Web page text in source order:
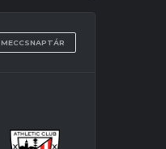
MECCSNAPTÁR